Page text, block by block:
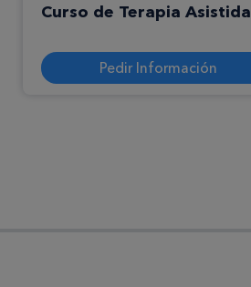
Curso de Terapia
Pedir Información